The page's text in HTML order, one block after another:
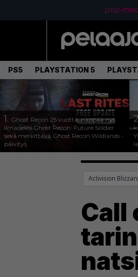
PS5 PLAYSTATION 5
1. Ghost Recon 25 vuotta: nappaa nyt
ilmaiseksi Ghost Recon: Future Soldier
sekä merkittävä Ghost Recon Wildlands -
päivitys
Activision
Call